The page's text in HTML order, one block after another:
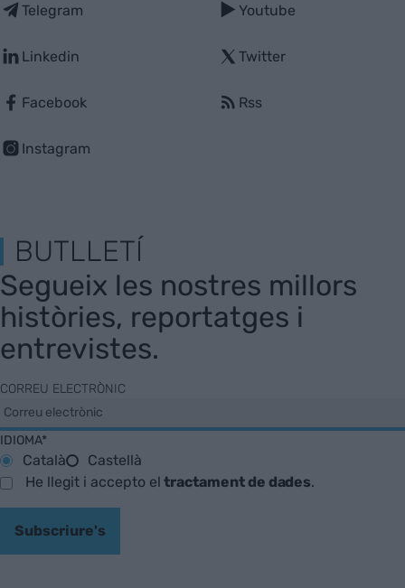
Telegram
Linkedin
Facebook
Instagram
Youtube
Twitter
Rss
BUTLLETÍ
Segueix les nostres millors
històries, reportatges i
entrevistes.
CORREU ELECTRÒNIC
IDIOMA*
Català
Castellà
He llegit i accepto eltractament de dades.
Subscriure's